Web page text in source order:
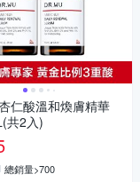
仁酸溫和煥膚精華
共2入)
總銷量>700